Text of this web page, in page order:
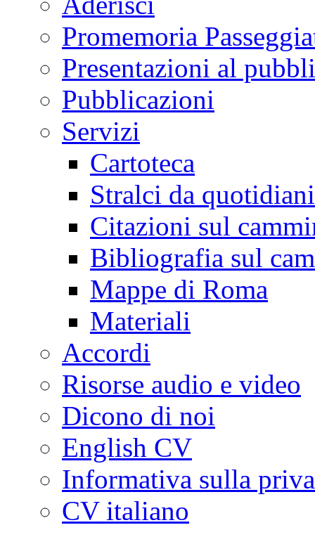
Promemoria
Presentazioni al
Pubblicazioni
Servizi
Cartoteca
Stralci da
Citazioni sul
Bibliografia sul
Mappe di Roma
Materiali
Accordi
Risorse audio e video
Dicono di noi
English CV
Informativa sulla
CV italiano